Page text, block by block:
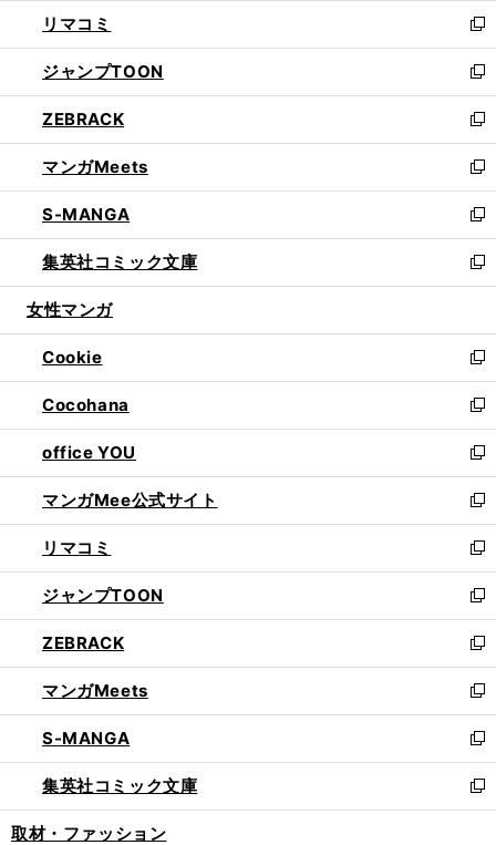
で
開
く
ド
ウ
で
開
く
ィ
ン
ド
ウ
で
開
く
し
い
ウ
ィ
ン
ド
ウ
で
開
く
リマコミ
新
し
い
ウ
ィ
ン
ド
ウ
で
開
く
ジャンプTOON
新
し
い
ウ
ィ
ン
ド
ウ
で
開
ZEBRACK
新
し
い
ウ
ィ
ン
ド
ウ
開
く
マンガMeets
新
し
い
ウ
ィ
ン
ウ
で
開
く
S-MANGA
新
し
い
ウ
ン
ド
ウ
で
開
く
集英社コミック文庫
新
し
ウ
ィ
ン
ド
ウ
で
開
く
女性マンガ
Cookie
新
し
い
ウ
ィ
ン
ド
ウ
で
開
く
Cocohana
新
し
い
ウ
ィ
ン
ド
ウ
で
開
く
office YOU
新
し
い
ウ
ィ
ン
ド
ウ
で
開
く
マンガMee公式サイト
新
し
い
ウ
ィ
ン
ド
ウ
で
開
く
リマコミ
新
し
い
ウ
ィ
ン
ド
ウ
で
開
く
ジャンプTOON
新
し
い
ウ
ィ
ン
ド
ウ
で
開
ZEBRACK
新
し
い
ウ
ィ
ン
ド
ウ
マンガMeets
新
し
い
ウ
ィ
ン
S-MANGA
新
し
い
ウ
集英社コミック文庫
新
し
取材・ファッション